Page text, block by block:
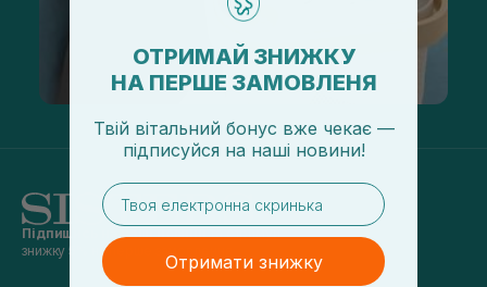
Підпишись на наші новинита отримуй
знижку 5% на перше замовлення
ОТРИМАЙ ЗНИЖКУ
НА ПЕРШЕ ЗАМОВЛЕНЯ
Твій вітальний бонус вже чекає —
підписуйся на наші новини!
email
Отримати знижку